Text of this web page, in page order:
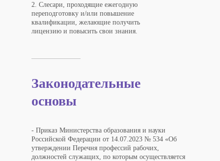
2. Слесари, проходящие ежегодную
переподготовку и/или повышение
квалификации, желающие получить
лицензию и повысить свои знания.
Законодательные
основы
- Приказ Министерства образования и науки
Российской Федерации от 14.07.2023 № 534 «Об
утверждении Перечня профессий рабочих,
должностей служащих, по которым осуществляется